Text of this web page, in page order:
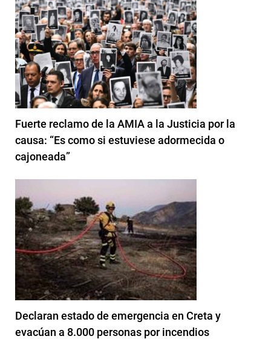
Fuerte reclamo de la AMIA a la Justicia por la
causa: “Es como si estuviese adormecida o
cajoneada”
Declaran estado de emergencia en Creta y
evacúan a 8.000 personas por incendios